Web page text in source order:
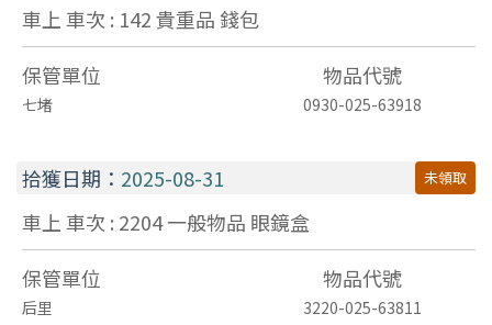
車上 車次 : 142貴重品 錢包
保管單位
物品代號
七堵 0930-025-63918
拾獲日期： 2025-08-31 未領取
車上 車次 : 2204一般物品 眼鏡盒
保管單位
物品代號
后里 3220-025-63811